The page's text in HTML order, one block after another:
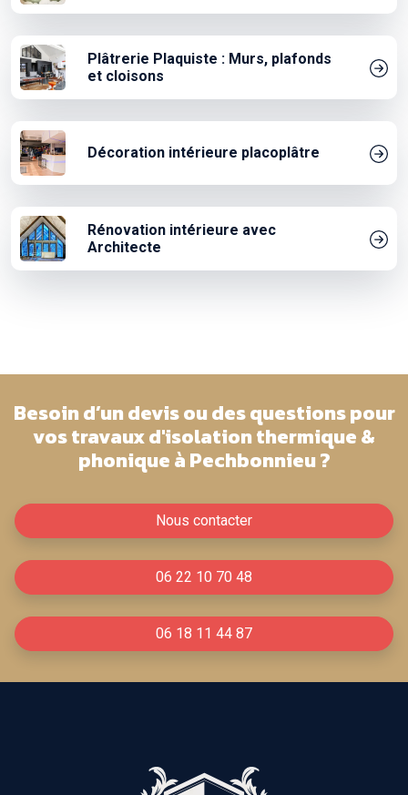
Plâtrerie Plaquiste : Murs, plafonds
et cloisons
Décoration intérieure placoplâtre
Rénovation intérieure avec
Architecte
Besoin d’un devis ou des questions pour
vos travaux d'isolation thermique &
phonique à Pechbonnieu ?
Nous contacter
06 22 10 70 48
06 18 11 44 87